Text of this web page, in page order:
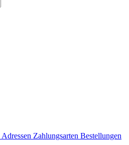
Adressen Zahlungsarten Bestellungen